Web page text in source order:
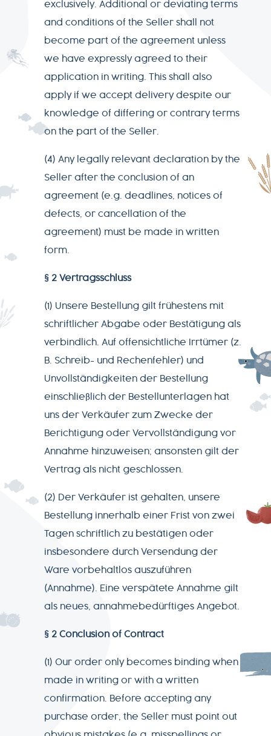
exclusively. Additional or deviating terms
and conditions of the Seller shall not
become part of the agreement unless
we have expressly agreed to their
application in writing. This shall also
apply if we accept delivery despite our
knowledge of differing or contrary terms
on the part of the Seller.
(4) Any legally relevant declaration by the
Seller after the conclusion of an
agreement (e.g. deadlines, notices of
defects, or cancellation of the
agreement) must be made in written
form.
§ 2 Vertragsschluss
(1) Unsere Bestellung gilt frühestens mit
schriftlicher Abgabe oder Bestätigung als
verbindlich. Auf offensichtliche Irrtümer (z.
B. Schreib- und Rechenfehler) und
Unvollständigkeiten der Bestellung
einschließlich der Bestellunterlagen hat
uns der Verkäufer zum Zwecke der
Berichtigung oder Vervollständigung vor
Annahme hinzuweisen; ansonsten gilt der
Vertrag als nicht geschlossen.
(2) Der Verkäufer ist gehalten, unsere
Bestellung innerhalb einer Frist von zwei
Tagen schriftlich zu bestätigen oder
insbesondere durch Versendung der
Ware vorbehaltlos auszuführen
(Annahme). Eine verspätete Annahme gilt
als neues, annahmebedürftiges Angebot.
§ 2 Conclusion of Contract
(1) Our order only becomes binding when
made in writing or with a written
confirmation. Before accepting any
purchase order, the Seller must point out